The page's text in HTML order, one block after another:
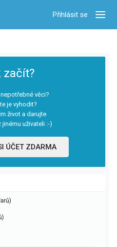
Přihlásit se
začít?
věci?
je vyhodit?
život a darujte
uživateli :-)
ÚČET ZDARMA